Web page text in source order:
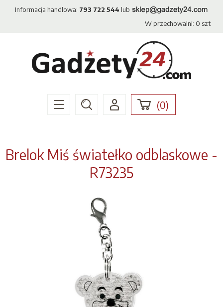
Informacja handlowa: 793 722 544 lub
W przechowalni: 0 szt
(0)
Brelok Miś światełko odblaskowe -
R73235